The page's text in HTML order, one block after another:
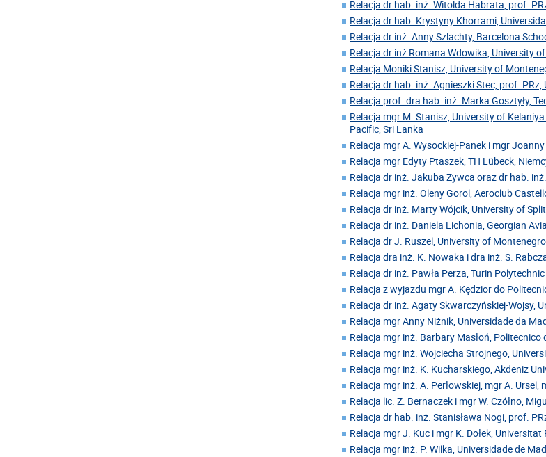
Relacja dr hab. inż. Witolda Habrata, prof.
Relacja dr hab. Krystyny Khorrami,
Relacja dr inż. Anny Szlachty, Barcelona
Relacja dr inż Romana Wdowika, University
Relacja Moniki Stanisz, University of
Relacja dr hab. inż. Agnieszki Stec, prof. PRz,
Relacja prof. dra hab. inż. Marka Gosztyły,
Relacja mgr M. Stanisz, University of
Pacific, Sri Lanka
Relacja mgr A. Wysockiej-Panek i mgr
Relacja mgr Edyty Ptaszek, TH Lübeck,
Relacja dr inż. Jakuba Żywca oraz dr hab.
Relacja mgr inż. Oleny Gorol, Aeroclub
Relacja dr inż. Marty Wójcik, University of
Relacja dr inż. Daniela Lichonia, Georgian
Relacja dr J. Ruszel, University of
Relacja dra inż. K. Nowaka i dra inż. S.
Relacja dr inż. Pawła Perza, Turin
Relacja z wyjazdu mgr A. Kędzior do
Relacja dr inż. Agaty Skwarczyńskiej-Wojsy,
Relacja mgr Anny Niżnik, Universidade da
Relacja mgr inż. Barbary Masłoń, Politecnico
Relacja mgr inż. Wojciecha Strojnego,
Relacja mgr inż. K. Kucharskiego, Akdeniz
Relacja mgr inż. A. Perłowskiej, mgr A.
Relacja lic. Z. Bernaczek i mgr W. Czółno,
Relacja dr hab. inż. Stanisława Nogi, prof.
Relacja mgr J. Kuc i mgr K. Dołek,
Relacja mgr inż. P. Wilka, Universidade de